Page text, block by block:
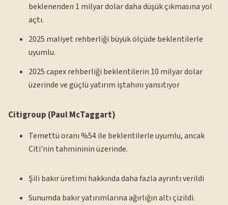
beklenenden 1 milyar dolar daha düşük çıkmasına yol
açtı.
2025 maliyet rehberliği büyük ölçüde beklentilerle
uyumlu.
2025 capex rehberliği beklentilerin 10 milyar dolar
üzerinde ve güçlü yatırım iştahını yansıtıyor
Citigroup (Paul McTaggart)
Temettü oranı %54 ile beklentilerle uyumlu, ancak
Citi'nin tahmininin üzerinde.
Şili bakır üretimi hakkında daha fazla ayrıntı verildi
Sunumda bakır yatırımlarına ağırlığın altı çizildi.